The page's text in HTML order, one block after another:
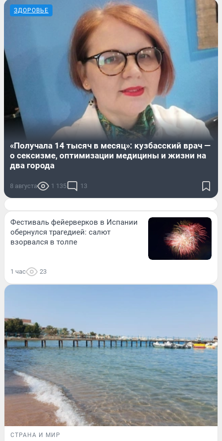
ЗДОРОВЬЕ
«Получала 14 тысяч в месяц»: кузбасский врач —
о сексизме, оптимизации медицины и жизни на
два города
8 августа 1 135 13
Фестиваль фейерверков в Испании
обернулся трагедией: салют
взорвался в толпе
1 час 23
СТРАНА И МИР